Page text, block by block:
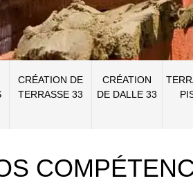
CRÉATION DE
TERRASSE 33
CRÉATION
DE DALLE 33